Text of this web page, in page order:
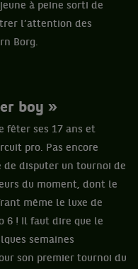
à peine sorti de
l’attention des
Borg.
boy »
fêter ses 17 ans et
pro. Pas encore
de disputer un tournoi de
du moment, dont le
même le luxe de
6 ! Il faut dire que le
semaines
son premier tournoi du